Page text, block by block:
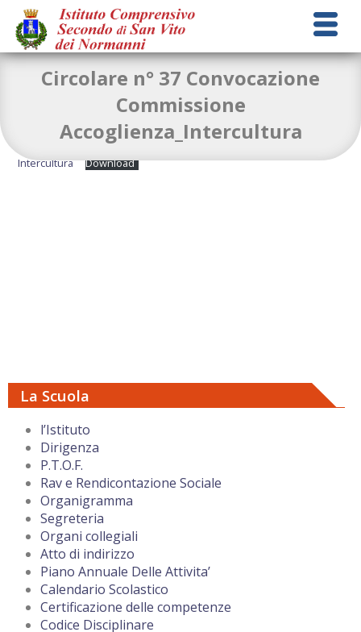
La Scuola
l’Istituto
Dirigenza
P.T.O.F.
Rav e Rendicontazione Sociale
Organigramma
Segreteria
Organi collegiali
Atto di indirizzo
Piano Annuale Delle Attivita’
Calendario Scolastico
Certificazione delle competenze
Codice Disciplinare
Circolare n° 37 Convocazione
Commissione
Accoglienza_Intercultura
circolare-n-37-Convocazione-Commissione-Accoglienza_-
Intercultura
Download